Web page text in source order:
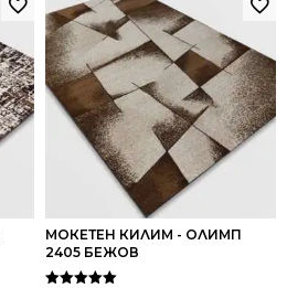
МОКЕТЕН КИЛИМ - ОЛИМП
2405 БЕЖОВ